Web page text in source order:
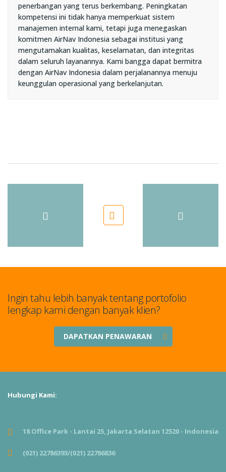
penerbangan yang terus berkembang. Peningkatan
kompetensi ini tidak hanya memperkuat sistem
manajemen internal kami, tetapi juga menegaskan
komitmen AirNav Indonesia sebagai institusi yang
mengutamakan kualitas, keselamatan, dan integritas
dalam seluruh layanannya. Kami bangga dapat bermitra
dengan AirNav Indonesia dalam perjalanannya menuju
keunggulan operasional yang berkelanjutan.
Ingin tahu lebih banyak tentang portofolio
lengkap kami dengan banyak klien?
DAPATKAN PENAWARAN
Hubungi Kami:
18 Office Park - Lantai 25, Jakarta Selatan 12520 - Indonesia
(021) 22786393/(021) 22786836